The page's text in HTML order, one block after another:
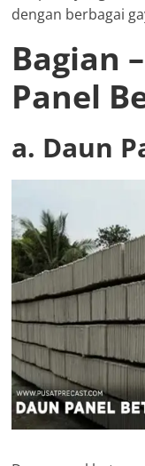
dengan berbagai
Bagian
Panel
a. Daun